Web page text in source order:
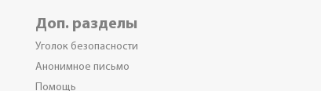
Доп. разделы
Уголок безопасности
Анонимное письмо
Помощь